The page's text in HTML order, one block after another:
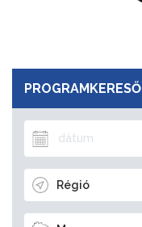
PROGRAMKERESŐ
Régió